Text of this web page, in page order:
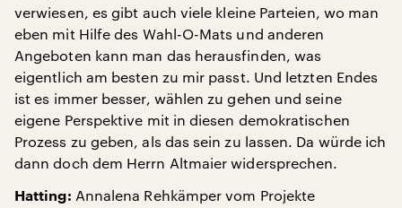
verwiesen, es gibt auch viele kleine Parteien, wo man
eben mit Hilfe des Wahl-O-Mats und anderen
Angeboten kann man das herausfinden, was
eigentlich am besten zu mir passt. Und letzten Endes
ist es immer besser, wählen zu gehen und seine
eigene Perspektive mit in diesen demokratischen
Prozess zu geben, als das sein zu lassen. Da würde ich
dann doch dem Herrn Altmaier widersprechen.
Hatting: Annalena Rehkämper vom Projekte